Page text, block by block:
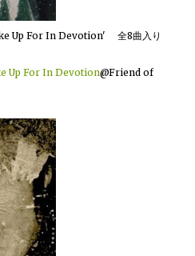
Up For In Devotion' 全8曲入り
Up For In Devotion@Friend of